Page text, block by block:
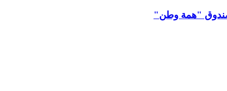
لصندوق "همة وطن"